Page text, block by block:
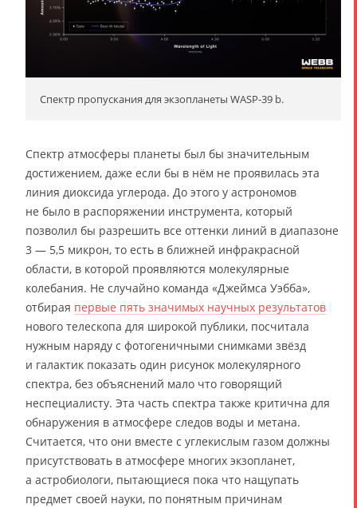
Спектр пропускания для экзопланеты WASP-39 b.
Спектр атмосферы планеты был бы значительным
достижением, даже если бы в нём не проявилась эта
линия диоксида углерода. До этого у астрономов
не было в распоряжении инструмента, который
позволил бы разрешить все оттенки линий в диапазоне
3 — 5,5 микрон, то есть в ближней инфракрасной
области, в которой проявляются молекулярные
колебания. Не случайно команда «Джеймса Уэбба»,
отбирая первые пять значимых научных результатов
нового телескопа для широкой публики, посчитала
нужным наряду с фотогеничными снимками звёзд
и галактик показать один рисунок молекулярного
спектра, без объяснений мало что говорящий
неспециалисту. Эта часть спектра также критична для
обнаружения в атмосфере следов воды и метана.
Считается, что они вместе с углекислым газом должны
присутствовать в атмосфере многих экзопланет,
а астробиологи, пытающиеся пока что нащупать
предмет своей науки, по понятным причинам